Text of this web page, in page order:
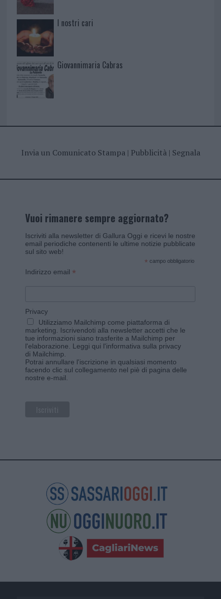
I nostri cari
Giovannimaria Cabras
Invia un Comunicato Stampa| Pubblicità| Segnala
Vuoi rimanere sempre aggiornato?
Iscriviti alla newsletter di Gallura Oggi e ricevi le nostre
email periodiche contenenti le ultime notizie pubblicate
sul sito web!
* campo obbligatorio
Indirizzo email *
Privacy
Utilizziamo Mailchimp come piattaforma di
marketing. Iscrivendoti alla newsletter accetti che le
tue informazioni siano trasferite a Mailchimp per
l'elaborazione. Leggi qui l'informativa sulla privacy
di Mailchimp
Potrai annullare l'iscrizione in qualsiasi momento
facendo clic sul collegamento nel piè di pagina delle
nostre e-mail.